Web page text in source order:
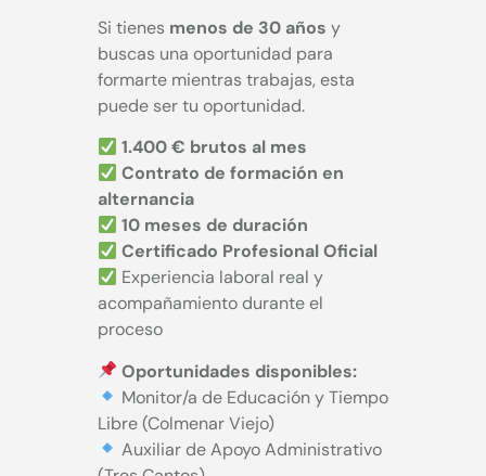
Si tienes menos de 30 años y
buscas una oportunidad para
formarte mientras trabajas, esta
puede ser tu oportunidad.
1.400 € brutos al mes
Contrato de formación en
alternancia
10 meses de duración
Certificado Profesional Oficial
Experiencia laboral real y
acompañamiento durante el
proceso
Oportunidades disponibles:
Monitor/a de Educación y Tiempo
Libre (Colmenar Viejo)
Auxiliar de Apoyo Administrativo